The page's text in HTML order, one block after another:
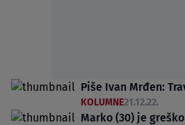
Piše Ivan Mrđen:
KOLUMNE21.12.22.
Marko (30) je